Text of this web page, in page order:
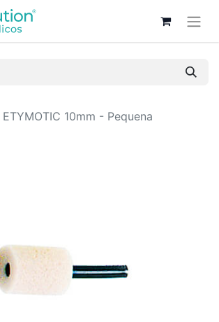
10mm - Pequena